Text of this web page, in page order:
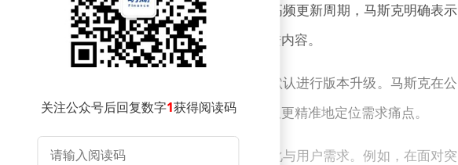
能力。据官方介绍，该能力将支撑模型进入高频更新周期，马斯克明确表示
发布说明向用户透明展示每次更新的具体改进内容。
内主动选择激活Grok 4.2公测版，系统不会默认进行版本升级。马斯克在公
用户意见将直接用于优化模型性能，帮助团队更精准地定位需求痛点。
结合，使Grok 4.2能够更及时地响应市场变化与用户需求。例如，在面对突
关注公众号后回复数字1获得阅读码